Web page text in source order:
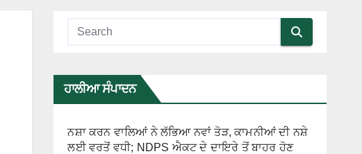
ਹਾਲੀਆ ਸੰਪਾਦਨ
ਨਸ਼ਾ ਕਰਨ ਵਾਲਿਆਂ ਨੇ ਲੱਭਿਆ ਨਵਾਂ ਤੋੜ, ਕਾਮਨੀਆਂ ਦੀ ਨਸ਼ੇ
ਲਈ ਵਰਤੋਂ ਵਧੀ; NDPS ਐਕਟ ਦੇ ਦਾਇਰੇ ਤੋਂ ਬਾਹਰ ਹੋਣ